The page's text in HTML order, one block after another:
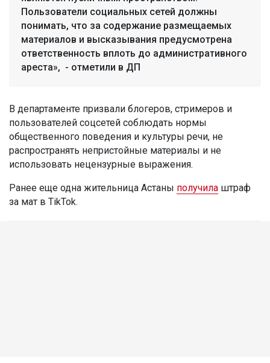
Пользователи социальных сетей должны
понимать, что за содержание размещаемых
материалов и высказывания предусмотрена
ответственность вплоть до административного
ареста», - отметили в ДП
В департаменте призвали блогеров, стримеров и
пользователей соцсетей соблюдать нормы
общественного поведения и культуры речи, не
распространять непристойные материалы и не
использовать нецензурные выражения.
Ранее еще одна жительница Астаны получила штраф
за мат в TikTok.